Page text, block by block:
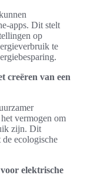
apps. Dit stelt
op
te
creëren van een
vermogen om
zijn. Dit
ecologische
elektrische